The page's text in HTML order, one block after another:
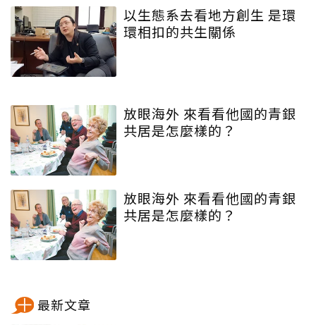
以生態系去看地方創生 是環
環相扣的共生關係
放眼海外 來看看他國的青銀
共居是怎麼樣的？
放眼海外 來看看他國的青銀
共居是怎麼樣的？
最新文章